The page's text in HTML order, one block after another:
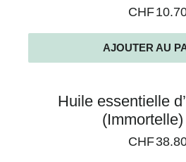
CHF
AJOUTER AU
Huile essentielle
CHF